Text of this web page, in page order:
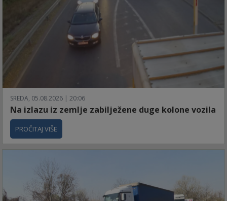
SREDA, 05.08.2026 | 20:06
Na izlazu iz zemlje zabilježene duge kolone vozila
PROČITAJ VIŠE